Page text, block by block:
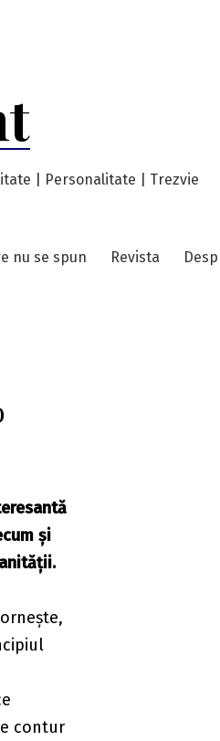
| Personalitate | Trezvie
nu se spun Revista
și
contur